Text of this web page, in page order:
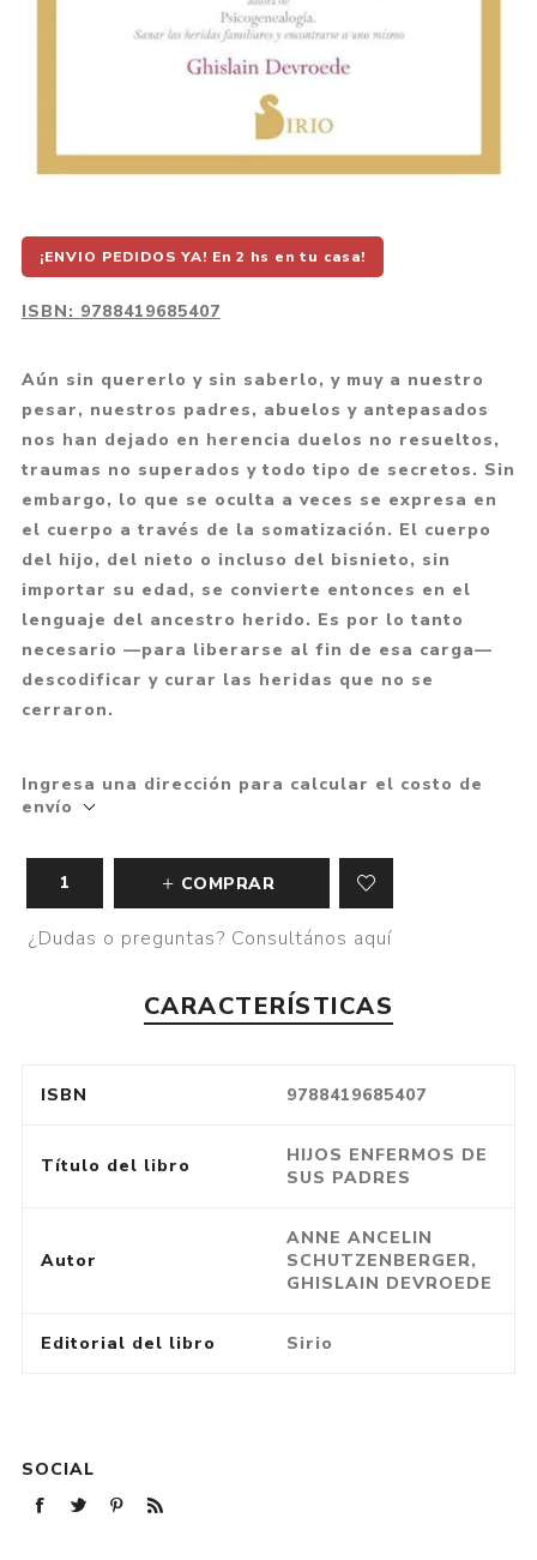
¡ENVIO PEDIDOS YA! En 2 hs en tu casa!
ISBN: 9788419685407
Aún sin quererlo y sin saberlo, y muy a nuestro
pesar, nuestros padres, abuelos y antepasados
nos han dejado en herencia duelos no resueltos,
traumas no superados y todo tipo de secretos. Sin
embargo, lo que se oculta a veces se expresa en
el cuerpo a través de la somatización. El cuerpo
del hijo, del nieto o incluso del bisnieto, sin
importar su edad, se convierte entonces en el
lenguaje del ancestro herido. Es por lo tanto
necesario —para liberarse al fin de esa carga—
descodificar y curar las heridas que no se
cerraron.
Ingresa una dirección para calcular el costo de
envío
COMPRAR
¿Dudas o preguntas? Consultános aquí
CARACTERÍSTICAS
ISBN 9788419685407
Título del libro
HIJOS ENFERMOS DE
SUS PADRES
Autor
ANNE ANCELIN
SCHUTZENBERGER,
GHISLAIN DEVROEDE
Editorial del libro Sirio
SOCIAL